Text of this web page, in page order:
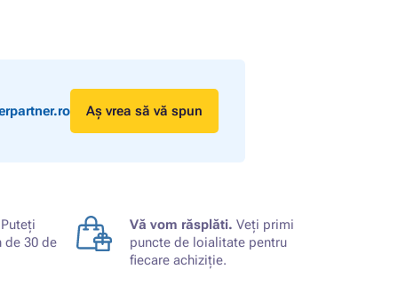
Aș vrea să vă spun
de 30 de
Vă vom răsplăti. Veți primi
puncte de loialitate pentru
fiecare achiziție.